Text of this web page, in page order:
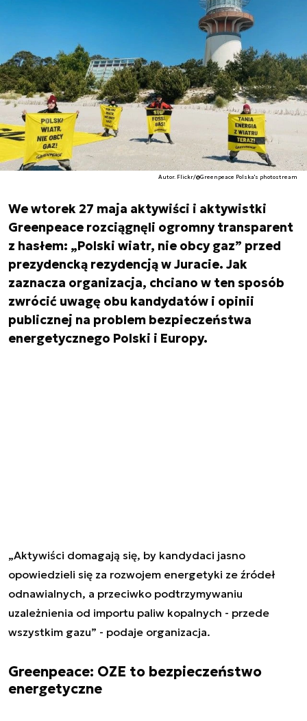
Autor. Flickr/@Greenpeace Polska's photostream
We wtorek 27 maja aktywiści i aktywistki
Greenpeace rozciągnęli ogromny transparent
z hasłem: „Polski wiatr, nie obcy gaz” przed
prezydencką rezydencją w Juracie. Jak
zaznacza organizacja, chciano w ten sposób
zwrócić uwagę obu kandydatów i opinii
publicznej na problem bezpieczeństwa
energetycznego Polski i Europy.
„Aktywiści domagają się, by kandydaci jasno
opowiedzieli się za rozwojem energetyki ze źródeł
odnawialnych, a przeciwko podtrzymywaniu
uzależnienia od importu paliw kopalnych - przede
wszystkim gazu” - podaje organizacja.
Greenpeace: OZE to bezpieczeństwo
energetyczne